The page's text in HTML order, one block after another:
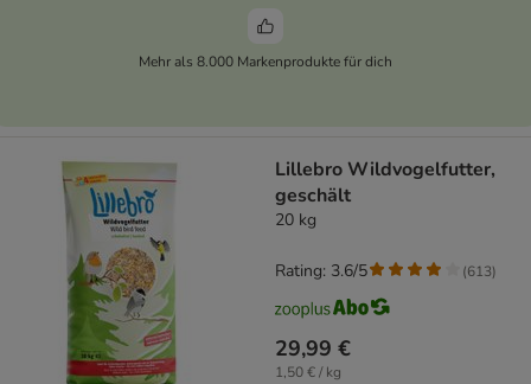
Mehr als 8.000 Markenprodukte für dich
Lillebro Wildvogelfutter,
geschält
20 kg
29,99 €
1,50 € / kg
Rating: 3.6/5 (613)